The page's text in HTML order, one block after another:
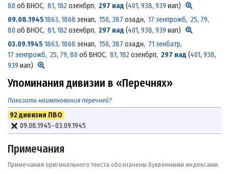
80 об ВНОС, 81, 182озенбрп, 297 иад (401, 938, 939 иап)
09.08.19451863,1868 зенап,150,387 озадн,17 зенпрожб,25, 79,
80 об ВНОС, 81, 182озенбрп, 297 иад (401, 938, 939 иап)
03.09.1945 1863,1868 зенап,150,387 озадн, 71 зенбатр,
17 зенпрожб, 25, 79, 80 об ВНОС, 81, 182озенбрп, 297 иад (401, 938,
939 иап)
Упоминания дивизии в «Перечнях»
Показать наименования перечней?
92 дивизия ПВО
09.08.1945-03.09.1945
Примечания
Примечания оригинального текста обозначены буквенными индексами.